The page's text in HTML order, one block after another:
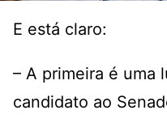
E está claro:
– A primeira é uma
candidato ao